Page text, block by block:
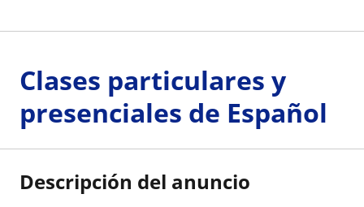
Clases particulares y
presenciales de Español
Descripción del anuncio